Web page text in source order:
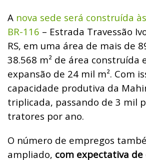
A nova sede será construída
BR-116 – Estrada Travessão
RS, em uma área de mais de
38.568 m² de área construída
expansão de 24 mil m². Com
capacidade produtiva da
triplicada, passando de 3 mil
tratores por ano.
O número de empregos
ampliado, com expectativa